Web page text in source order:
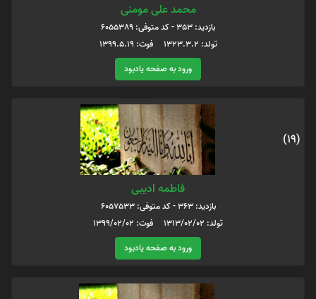
محمد علی مومنی
بازدید: 353 - کد متوفی: 6055389
تولد: 1323.3.2 فوت: 1399.5.19
ورود به صفحه یادبود
(19)
فاطمه ادیبی
بازدید: 363 - کد متوفی: 6057533
تولد: 1313/02/02 فوت: 1399/02/02
ورود به صفحه یادبود